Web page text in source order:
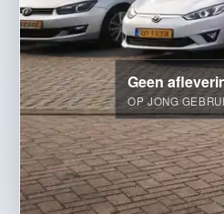
Geen
OP JONG